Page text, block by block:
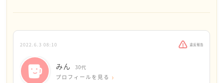
これは私もまだ克服中なんですが、私は以下のように
①相手か何を思ってるかなんてわからない
②相手と私は、そもそも育ってきた環境が違う
2022.6.3 08:10 違反報告
みん 30代
プロフィールを見る